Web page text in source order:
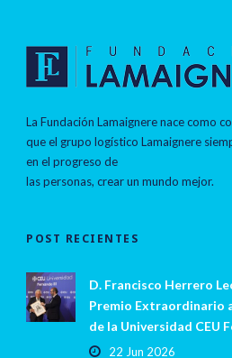
La Fundación Lamaignere nace como
que el grupo logístico Lamaignere
en el progreso de
las personas, crear un mundo mejor.
POST RECIENTES
D. Francisco Herrero
Premio Extraordinario
de la Universidad CEU
22 Jun 2026